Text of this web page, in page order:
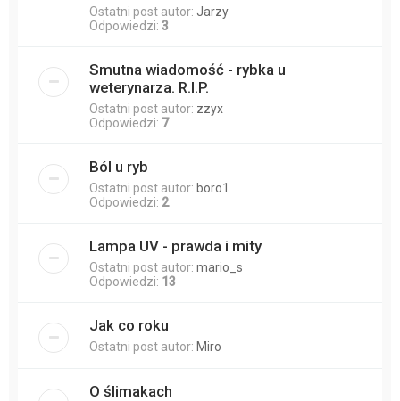
Ostatni post autor: Jarzy
Odpowiedzi: 3
Smutna wiadomość - rybka u
weterynarza. R.I.P.
Ostatni post autor: zzyx
Odpowiedzi: 7
Ból u ryb
Ostatni post autor: boro1
Odpowiedzi: 2
Lampa UV - prawda i mity
Ostatni post autor: mario_s
Odpowiedzi: 13
Jak co roku
Ostatni post autor: Miro
O ślimakach